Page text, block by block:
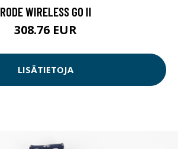
RODE WIRELESS GO II
308.76 EUR
LISÄTIETOJA